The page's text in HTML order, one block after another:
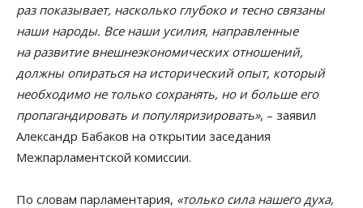
раз показывает, насколько глубоко и тесно связаны
наши народы. Все наши усилия, направленные
на развитие внешнеэкономических отношений,
должны опираться на исторический опыт, который
необходимо не только сохранять, но и больше его
пропагандировать и популяризировать», – заявил
Александр Бабаков на открытии заседания
Межпарламентской комиссии.
По словам парламентария, «только сила нашего духа,